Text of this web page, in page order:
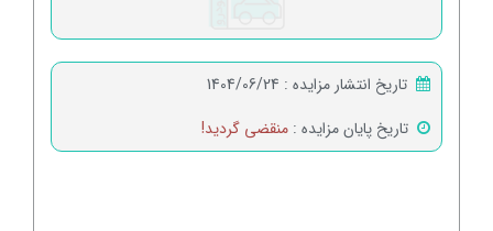
تاریخ انتشار مزایده : 1404/06/24
تاریخ پایان مزایده : منقضی گردید!